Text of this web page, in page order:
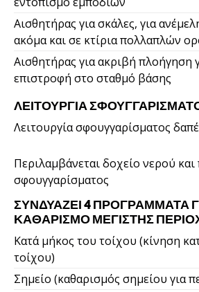
Αισθητήρας για σκάλες, για
ακόμα και σε κτίρια πολλαπλών
Αισθητήρας για ακριβή πλοήγηση
επιστροφή στο σταθμό βάσης
ΛΕΙΤΟΥΡΓΊΑ
Λειτουργία σφουγγαρίσματος
Περιλαμβάνεται δοχείο νερού και
σφουγγαρίσματος
ΣΥΝΔΥΆΖΕΙ 4 ΠΡΟΓΡΆΜΜΑΤΑ
ΚΑΘΑΡΙΣΜΌ ΜΈΓΙΣΤΗΣ
Κατά μήκος του τοίχου (κίνηση
τοίχου)
Σημείο (καθαρισμός σημείου για